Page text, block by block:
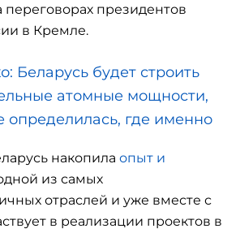
переговорах президентов
в Кремле.
Беларусь будет строить
атомные мощности,
определилась, где именно
накопила опыт и
из самых
отраслей и уже вместе с
в реализации проектов в